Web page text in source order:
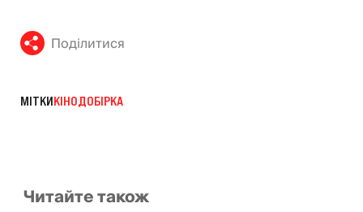
Поділитися
МІТКИКІНОДОБІРКА
Читайте також